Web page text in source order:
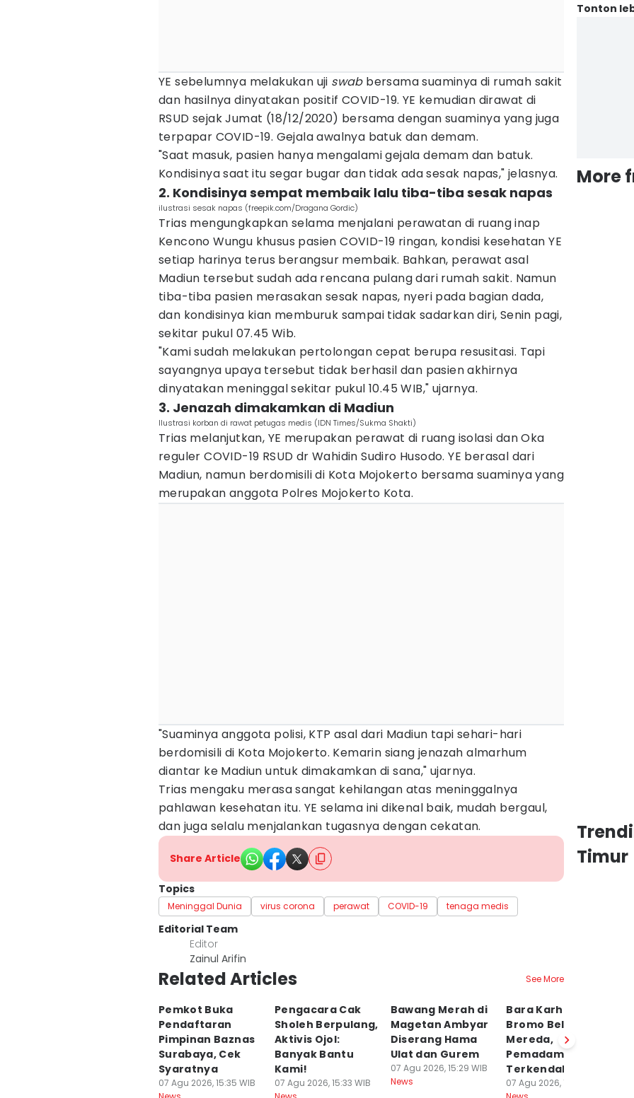
YE sebelumnya melakukan uji swabbersama suaminya di rumah sakit
dan hasilnya dinyatakan positif COVID-19. YE kemudian dirawat di
RSUD sejak Jumat (18/12/2020) bersama dengan suaminya yang juga
terpapar COVID-19. Gejala awalnya batuk dan demam.
"Saat masuk, pasien hanya mengalami gejala demam dan batuk.
Kondisinya saat itu segar bugar dan tidak ada sesak napas," jelasnya.
2. Kondisinya sempat membaik lalu tiba-tiba sesak napas
ilustrasi sesak napas (freepik.com/Dragana Gordic)
Trias mengungkapkan selama menjalani perawatan di ruang inap
Kencono Wungu khusus pasien COVID-19 ringan, kondisi kesehatan YE
setiap harinya terus berangsur membaik. Bahkan, perawat asal
Madiun tersebut sudah ada rencana pulang dari rumah sakit. Namun
tiba-tiba pasien merasakan sesak napas, nyeri pada bagian dada,
dan kondisinya kian memburuk sampai tidak sadarkan diri, Senin pagi,
sekitar pukul 07.45 Wib.
"Kami sudah melakukan pertolongan cepat berupa resusitasi. Tapi
sayangnya upaya tersebut tidak berhasil dan pasien akhirnya
dinyatakan meninggal sekitar pukul 10.45 WIB," ujarnya.
3. Jenazah dimakamkan di Madiun
Ilustrasi korban di rawat petugas medis (IDN Times/Sukma Shakti)
Trias melanjutkan, YE merupakan perawat di ruang isolasi dan Oka
reguler COVID-19 RSUD dr Wahidin Sudiro Husodo. YE berasal dari
Madiun, namun berdomisili di Kota Mojokerto bersama suaminya yang
merupakan anggota Polres Mojokerto Kota.
"Suaminya anggota polisi, KTP asal dari Madiun tapi sehari-hari
berdomisili di Kota Mojokerto. Kemarin siang jenazah almarhum
diantar ke Madiun untuk dimakamkan di sana," ujarnya.
Trias mengaku merasa sangat kehilangan atas meninggalnya
pahlawan kesehatan itu. YE selama ini dikenal baik, mudah bergaul,
dan juga selalu menjalankan tugasnya dengan cekatan.
Share Article
Topics
Meninggal Dunia virus corona perawat COVID-19 tenaga medis
Editorial Team
Editor
Zainul Arifin
Related Articles See More
Pemkot Buka
Pendaftaran
Pimpinan Baznas
Surabaya, Cek
Syaratnya
07 Agu 2026, 15:35 WIB
Pengacara Cak
Sholeh Berpulang,
Aktivis Ojol:
Banyak Bantu
Kami!
07 Agu 2026, 15:33 WIB
Bawang Merah di
Magetan Ambyar
Diserang Hama
Ulat dan Gurem
07 Agu 2026, 15:29 WIB
News
Bara Karhutla
Bromo Belum
Mereda,
Pemadaman
Terkendala Medan
07 Agu 2026, 15:28 WIB
Tonton
More
Timur